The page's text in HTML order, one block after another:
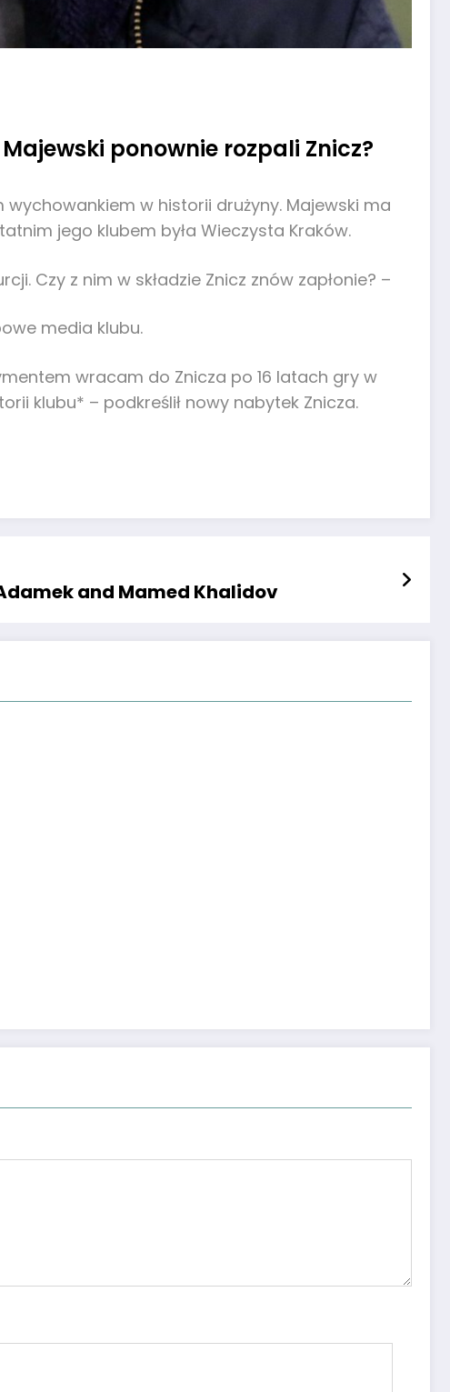
ponownie rozpali Znicz?
w historii drużyny. Majewski ma
jego klubem była Wieczysta Kraków.
Czy z nim w składzie Znicz znów zapłonie? –
media klubu.
wracam do Znicza po 16 latach gry w
klubu* – podkreślił nowy nabytek Znicza.
and Mamed Khalidov